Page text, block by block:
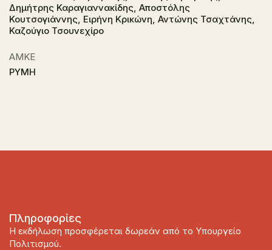
Δημήτρης Καραγιαννακίδης, Αποστόλης
Κουτσογιάννης, Ειρήνη Κρικώνη, Αντώνης Τσαχτάνης,
Καζούγιο Τσουνεχίρο
ΑΜΚΕ
ΡΥΜΗ
Πληροφορίες
Η εκδήλωση προσφέρεται δωρεάν από το Υπουργείο
Πολιτισμού.